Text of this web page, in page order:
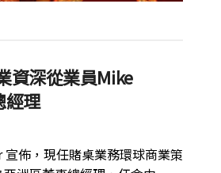
資深從業員Mike
經理
佈，現任賭桌業務環球商業策